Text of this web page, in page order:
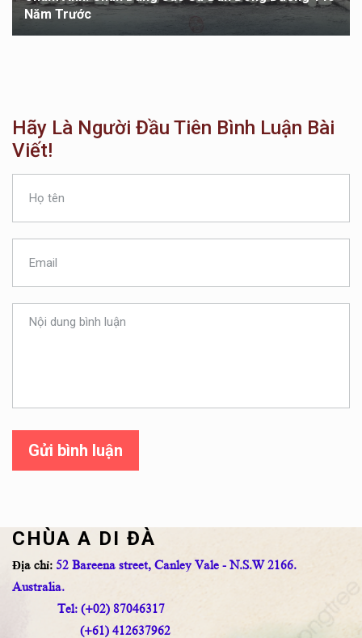
Năm Trước
Hãy Là Người Đầu Tiên Bình Luận Bài
Viết!
Gửi bình luận
CHÙA A DI ĐÀ
Địa chỉ: 52 Bareena street, Canley Vale - N.S.W 2166.
Australia.
Tel: (+02) 87046317
(+61) 412637962